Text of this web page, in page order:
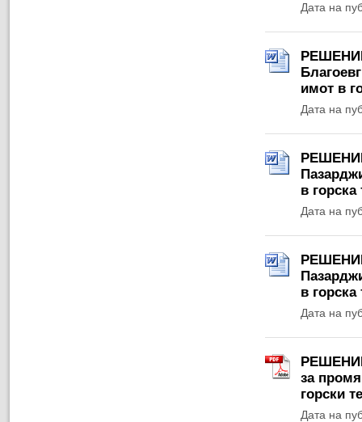
Дата на
имот в
Дата на
в горска
Дата на
в горска
Дата на
за
горски
Дата на